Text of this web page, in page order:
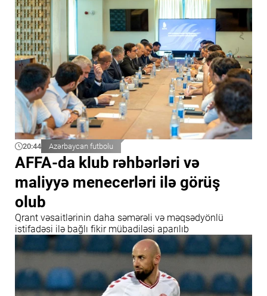
20:44 Azərbaycan futbolu
AFFA-da klub rəhbərləri və
maliyyə menecerləri ilə görüş
olub
Qrant vəsaitlərinin daha səmərəli və məqsədyönlü
istifadəsi ilə bağlı fikir mübadiləsi aparılıb